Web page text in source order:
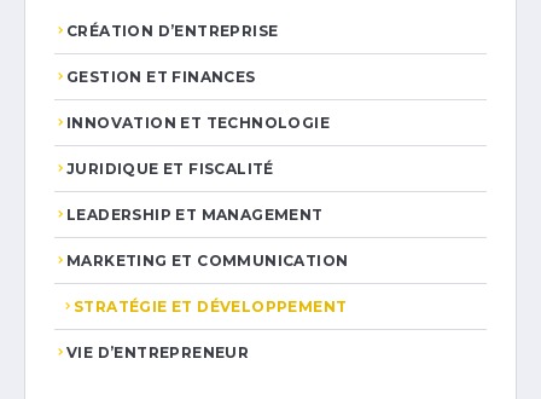
CRÉATION D’ENTREPRISE
GESTION ET FINANCES
INNOVATION ET TECHNOLOGIE
JURIDIQUE ET FISCALITÉ
LEADERSHIP ET MANAGEMENT
MARKETING ET COMMUNICATION
STRATÉGIE ET DÉVELOPPEMENT
VIE D’ENTREPRENEUR